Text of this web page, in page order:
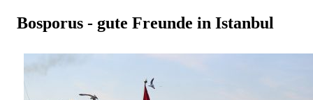
Bosporus - gute Freunde in Istanbul